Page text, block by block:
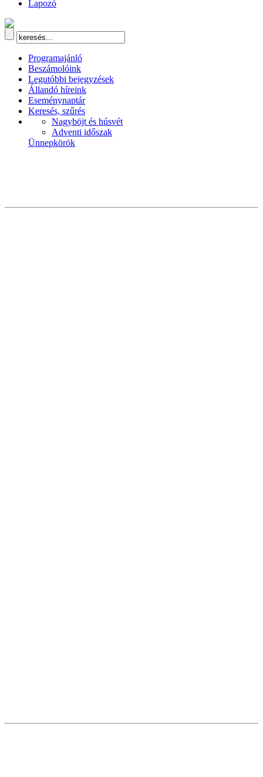
Lapozó
Programajánló
Beszámolóink
Legutóbbi bejegyzések
Állandó híreink
Eseménynaptár
Keresés, szűrés
Nagyböjt és húsvét
Adventi időszak
Ünnepkörök